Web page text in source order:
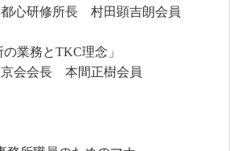
心研修所長 村田顕吉朗会員
業務とTKC理念」
会会長 本間正樹会員